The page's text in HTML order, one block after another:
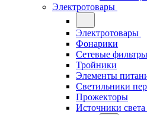
Электротовары
Электротовары
Фонарики
Сетевые
Тройники
Элементы
Светильники
Прожекторы
Источники света